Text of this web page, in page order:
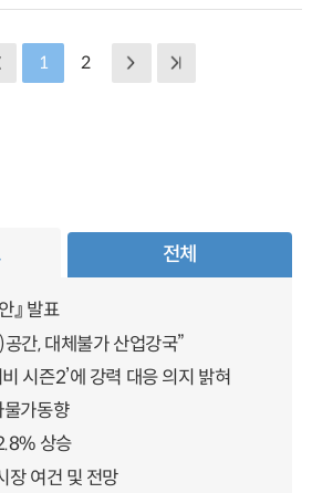
1 2
전체
』 발표
간, 대체불가 산업강국”
시즌2’에 강력 대응 의지 밝혀
가동향
상승
장 여건 및 전망